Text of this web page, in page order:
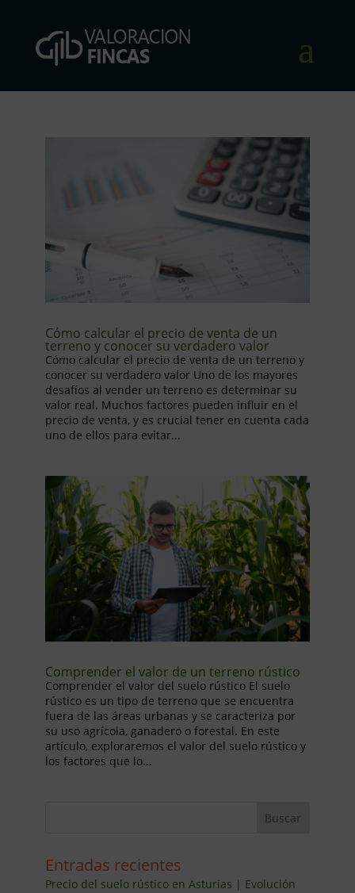
Cómo calcular el precio de venta de un
terreno y conocer su verdadero valor
Cómo calcular el precio de venta de un terreno y
conocer su verdadero valor Uno de los mayores
desafíos al vender un terreno es determinar su
valor real. Muchos factores pueden influir en el
precio de venta, y es crucial tener en cuenta cada
uno de ellos para evitar...
Comprender el valor de un terreno rústico
Comprender el valor del suelo rústico El suelo
rústico es un tipo de terreno que se encuentra
fuera de las áreas urbanas y se caracteriza por
su uso agrícola, ganadero o forestal. En este
artículo, exploraremos el valor del suelo rústico y
los factores que lo...
Entradas recientes
Precio del suelo rústico en Asturias | Evolución